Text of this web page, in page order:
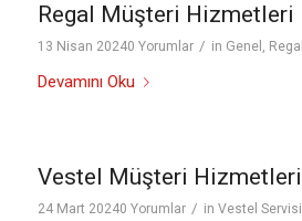
Regal Müşteri Hizmetleri
13 Nisan 20240 Yorumlar / in Genel ,
Devamını Oku
Vestel Müşteri Hizmetleri
24 Mart 20240 Yorumlar / in Vestel Servisi